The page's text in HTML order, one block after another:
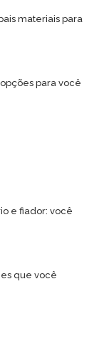
materiais para
para você
e fiador: você
que você